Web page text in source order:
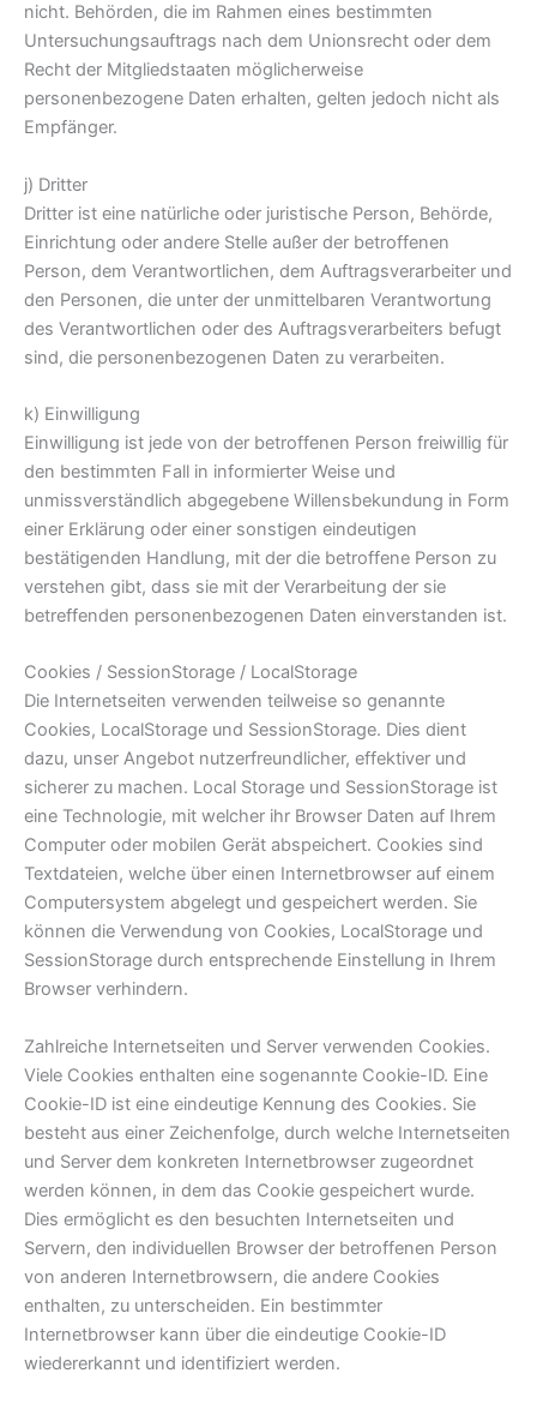
nicht. Behörden, die im Rahmen eines bestimmten
Untersuchungsauftrags nach dem Unionsrecht oder dem
Recht der Mitgliedstaaten möglicherweise
personenbezogene Daten erhalten, gelten jedoch nicht als
Empfänger.
j) Dritter
Dritter ist eine natürliche oder juristische Person, Behörde,
Einrichtung oder andere Stelle außer der betroffenen
Person, dem Verantwortlichen, dem Auftragsverarbeiter und
den Personen, die unter der unmittelbaren Verantwortung
des Verantwortlichen oder des Auftragsverarbeiters befugt
sind, die personenbezogenen Daten zu verarbeiten.
k) Einwilligung
Einwilligung ist jede von der betroffenen Person freiwillig für
den bestimmten Fall in informierter Weise und
unmissverständlich abgegebene Willensbekundung in Form
einer Erklärung oder einer sonstigen eindeutigen
bestätigenden Handlung, mit der die betroffene Person zu
verstehen gibt, dass sie mit der Verarbeitung der sie
betreffenden personenbezogenen Daten einverstanden ist.
Cookies / SessionStorage / LocalStorage
Die Internetseiten verwenden teilweise so genannte
Cookies, LocalStorage und SessionStorage. Dies dient
dazu, unser Angebot nutzerfreundlicher, effektiver und
sicherer zu machen. Local Storage und SessionStorage ist
eine Technologie, mit welcher ihr Browser Daten auf Ihrem
Computer oder mobilen Gerät abspeichert. Cookies sind
Textdateien, welche über einen Internetbrowser auf einem
Computersystem abgelegt und gespeichert werden. Sie
können die Verwendung von Cookies, LocalStorage und
SessionStorage durch entsprechende Einstellung in Ihrem
Browser verhindern.
Zahlreiche Internetseiten und Server verwenden Cookies.
Viele Cookies enthalten eine sogenannte Cookie-ID. Eine
Cookie-ID ist eine eindeutige Kennung des Cookies. Sie
besteht aus einer Zeichenfolge, durch welche Internetseiten
und Server dem konkreten Internetbrowser zugeordnet
werden können, in dem das Cookie gespeichert wurde.
Dies ermöglicht es den besuchten Internetseiten und
Servern, den individuellen Browser der betroffenen Person
von anderen Internetbrowsern, die andere Cookies
enthalten, zu unterscheiden. Ein bestimmter
Internetbrowser kann über die eindeutige Cookie-ID
wiedererkannt und identifiziert werden.